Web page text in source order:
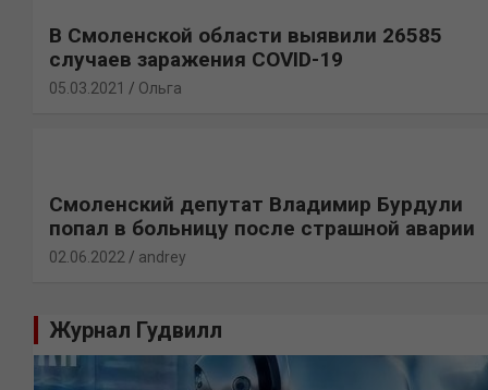
В Смоленской области выявили 26585
случаев заражения COVID-19
05.03.2021 Ольга
Смоленский депутат Владимир Бурдули
попал в больницу после страшной аварии
02.06.2022 andrey
Журнал Гудвилл